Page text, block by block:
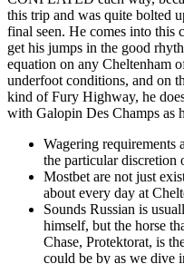
this trip and was quite bolted
final seen. He comes into this
get his jumps in the good
equation on any Cheltenham
underfoot conditions, and on
kind of Fury Highway, he
with Galopin Des Champs as
Wagering requirements
the particular discretion
Mostbet are not just
about every day at
Sounds Russian is
himself, but the horse
Chase, Protektorat, is
could be by as we dive